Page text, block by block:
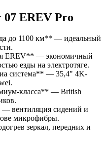
EREV Pro
до 1100 км** — идеальный
EREV** — экономичный
езды на электротяге.
система** — 35,4" 4K-
класса** — British
вентиляция сидений и
микрофибры.
зеркал, передних и